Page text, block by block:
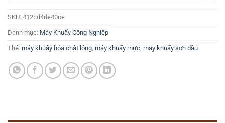
SKU: 412cd4de40ce
Danh mục: Máy Khuấy Công Nghiệp
Thẻ: máy khuấy hóa chất lỏng, máy khuấy mực, máy khuấy sơn dầu